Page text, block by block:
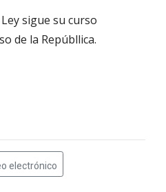
sigue su curso
de la Repúbllica.
electrónico